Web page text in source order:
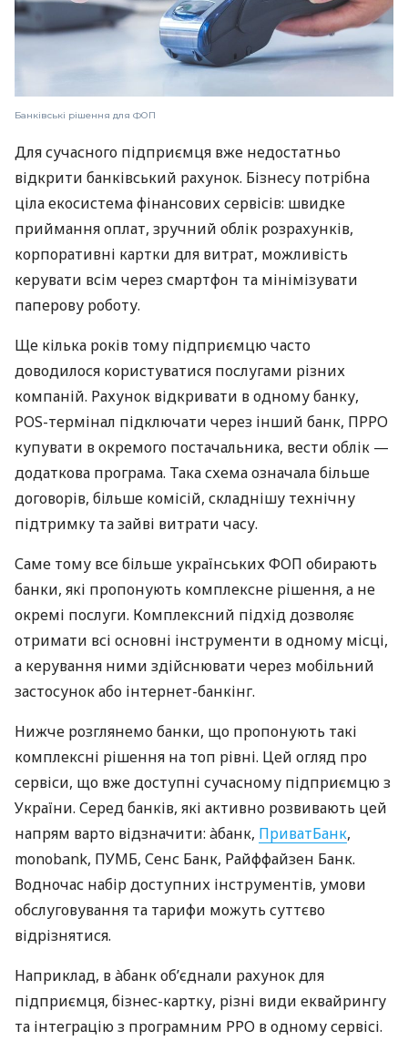
Банківські рішення для ФОП
Для сучасного підприємця вже недостатньо
відкрити банківський рахунок. Бізнесу потрібна
ціла екосистема фінансових сервісів: швидке
приймання оплат, зручний облік розрахунків,
корпоративні картки для витрат, можливість
керувати всім через смартфон та мінімізувати
паперову роботу.
Ще кілька років тому підприємцю часто
доводилося користуватися послугами різних
компаній. Рахунок відкривати в одному банку,
POS-термінал підключати через інший банк, ПРРО
купувати в окремого постачальника, вести облік —
додаткова програма. Така схема означала більше
договорів, більше комісій, складнішу технічну
підтримку та зайві витрати часу.
Саме тому все більше українських ФОП обирають
банки, які пропонують комплексне рішення, а не
окремі послуги. Комплексний підхід дозволяє
отримати всі основні інструменти в одному місці,
а керування ними здійснювати через мобільний
застосунок або інтернет-банкінг.
Нижче розглянемо банки, що пропонують такі
комплексні рішення на топ рівні. Цей огляд про
сервіси, що вже доступні сучасному підприємцю з
України. Серед банків, які активно розвивають цей
напрям варто відзначити: àбанк, ПриватБанк,
monobank, ПУМБ, Сенс Банк, Райффайзен Банк.
Водночас набір доступних інструментів, умови
обслуговування та тарифи можуть суттєво
відрізнятися.
Наприклад, в àбанк об’єднали рахунок для
підприємця, бізнес-картку, різні види еквайрингу
та інтеграцію з програмним РРО в одному сервісі.